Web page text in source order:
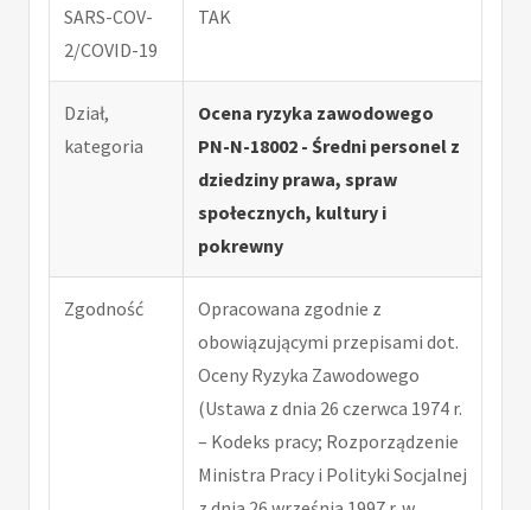
SARS-COV-
2/COVID-19
TAK
Dział,
kategoria
Ocena ryzyka zawodowego
PN-N-18002 - Średni personel z
dziedziny prawa, spraw
społecznych, kultury i
pokrewny
Zgodność
Opracowana zgodnie z
obowiązującymi przepisami dot.
Oceny Ryzyka Zawodowego
(Ustawa z dnia 26 czerwca 1974 r.
– Kodeks pracy; Rozporządzenie
Ministra Pracy i Polityki Socjalnej